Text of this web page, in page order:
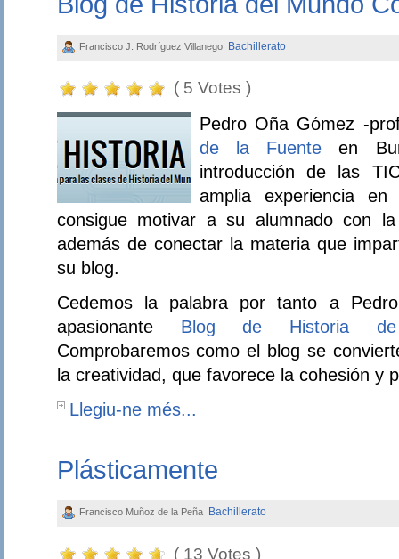
Francisco J. Rodríguez Villanego Bachillerato
( 5 Votes )
Pedro Oña Gómez -
de la Fuente en
introducción de las
amplia experiencia
consigue motivar a su alumnado con
además de conectar la materia que
su blog.
Cedemos la palabra por tanto a
apasionante Blog de Historia de
Comprobaremos como el blog se
la creatividad, que favorece la cohesión y
Llegiu-ne més...
Plásticamente
Francisco Muñoz de la Peña Bachillerato
( 13 Votes )